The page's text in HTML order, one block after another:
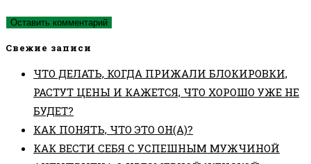
Свежие записи
ЧТО ДЕЛАТЬ, КОГДА ПРИЖАЛИ БЛОКИРОВКИ,
РАСТУТ ЦЕНЫ И КАЖЕТСЯ, ЧТО ХОРОШО УЖЕ НЕ
БУДЕТ?
КАК ПОНЯТЬ, ЧТО ЭТО ОН(А)?
КАК ВЕСТИ СЕБЯ С УСПЕШНЫМ МУЖЧИНОЙ